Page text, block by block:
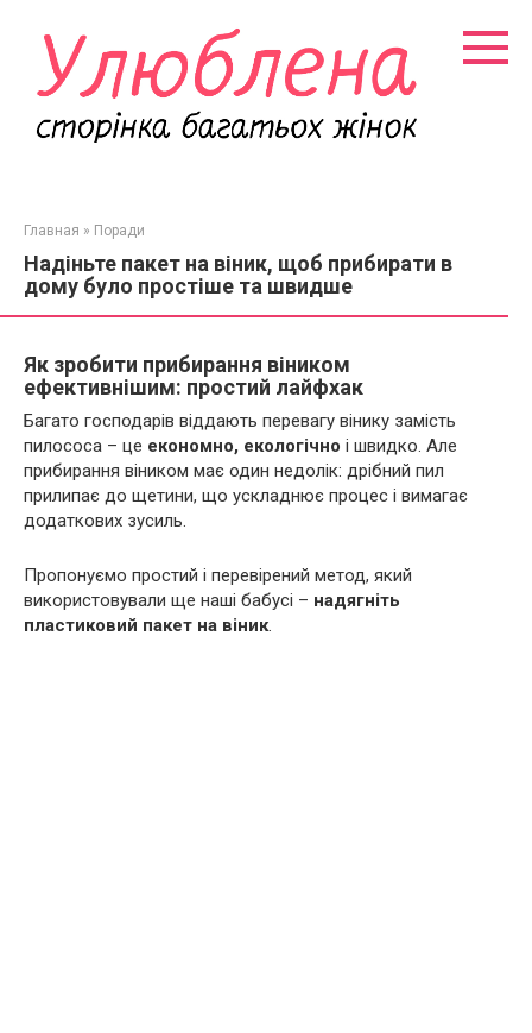
контенту
Главная » Поради
Надіньте пакет на віник, щоб прибирати в
дому було простіше та швидше
Як зробити прибирання віником
ефективнішим: простий лайфхак
Багато господарів віддають перевагу вінику замість
пилососа – це економно, екологічно і швидко. Але
прибирання віником має один недолік: дрібний пил
прилипає до щетини, що ускладнює процес і вимагає
додаткових зусиль.
Пропонуємо простий і перевірений метод, який
використовували ще наші бабусі – надягніть
пластиковий пакет на віник.